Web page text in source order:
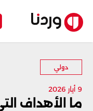
دولي
9 أيار 2026
ما الأهداف